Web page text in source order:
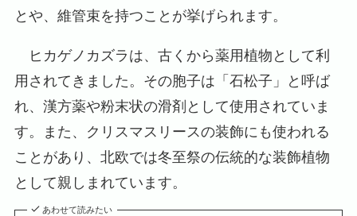
とや、維管束を持つことが挙げられます。
ヒカゲノカズラは、古くから薬用植物として利
用されてきました。その胞子は「石松子」と呼ば
れ、漢方薬や粉末状の滑剤として使用されていま
す。また、クリスマスリースの装飾にも使われる
ことがあり、北欧では冬至祭の伝統的な装飾植物
として親しまれています。
あわせて読みたい